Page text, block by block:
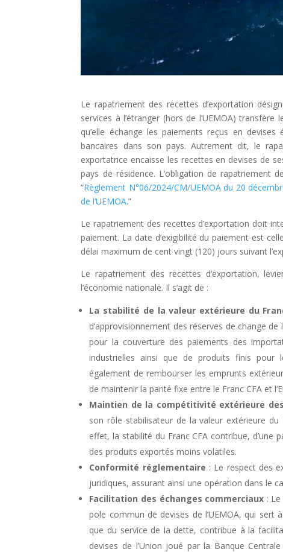
Le rapatriement des recettes d’exportation
services à l’étranger (hors de l’UEMOA)
qu’elle échange les paiements reçus en
bancaires dans son pays. Autrement dit, le
exportatrice encaisse les recettes en devises de
pays de résidence. L’obligation de rapatriement
“Règlement N°06/2024/CM/UEMOA du 20
de l’UEMOA.”
Le rapatriement des recettes d’exportation doit
paiement. La date d’exigibilité du paiement est
délai maximum de cent vingt (120) jours suivant
Le rapatriement des recettes d’exportation,
l’économie nationale. Il s’agit de :
La stabilité de la valeur extérieure du Fr
d’approvisionnement des réserves de change de
pour la couverture des paiements des
industrielles ainsi que de produits finis pour
également de rembourser les emprunts
de maintenir la parité fixe entre le Franc CFA et
Maintien de la compétitivité extérieure
son rôle stabilisateur de la valeur extérieure
effet, la stabilité du Franc CFA contribue,
des produits exportés moins volatiles.
Conformité réglementaire : Le respect des
juridiques, assurant ainsi une opération dans le
Facilitation des échanges commerciaux :
pole commun de devises de l’UEMOA, qui
que du service de la dette, contribue à la
devises de l’Union joué par la Banque